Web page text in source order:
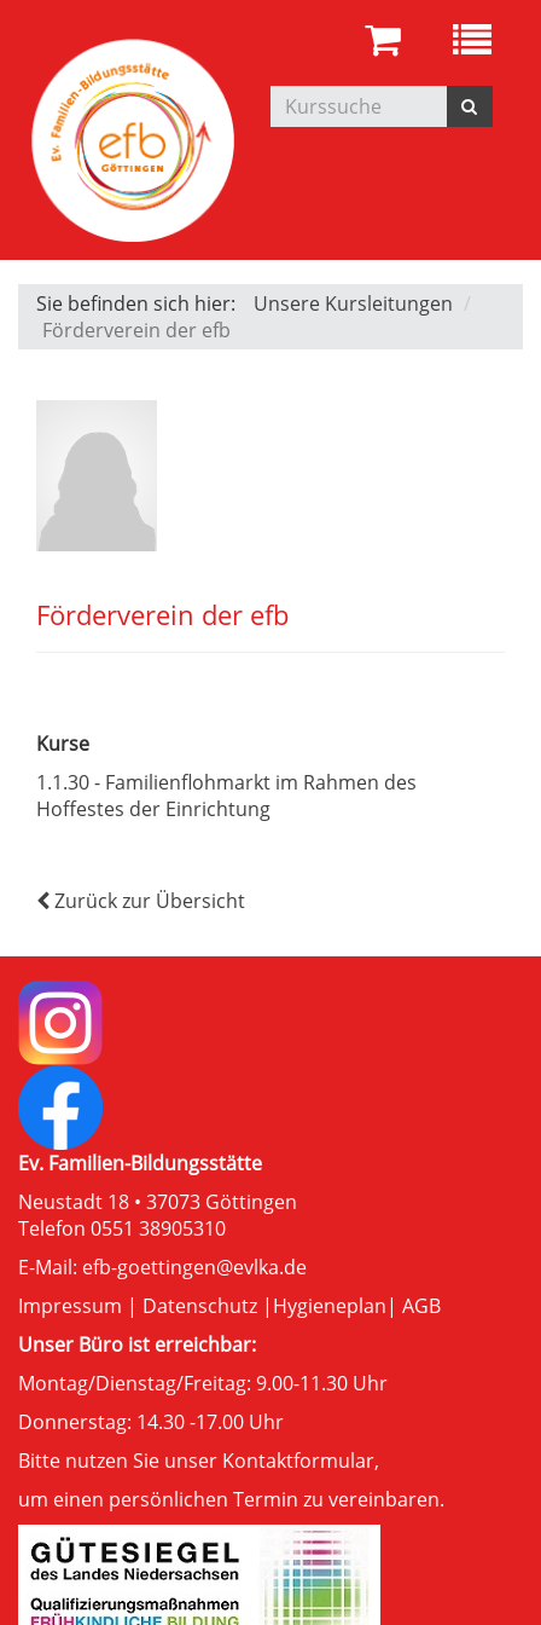
Sie befinden sich hier:
Unsere Kursleitungen
Förderverein der efb
Förderverein der efb
Kurse
1.1.30 - Familienflohmarkt im Rahmen des
Hoffestes der Einrichtung
Zurück zur Übersicht
Ev. Familien-Bildungsstätte
Neustadt 18 • 37073 Göttingen
Telefon 0551 38905310
E-Mail: efb-goettingen@evlka.de
Impressum | Datenschutz | Hygieneplan| AGB
Unser Büro ist erreichbar:
Montag/Dienstag/Freitag: 9.00-11.30 Uhr
Donnerstag: 14.30 -17.00 Uhr
Bitte nutzen Sie unser Kontaktformular,
um einen persönlichen Termin zu vereinbaren.